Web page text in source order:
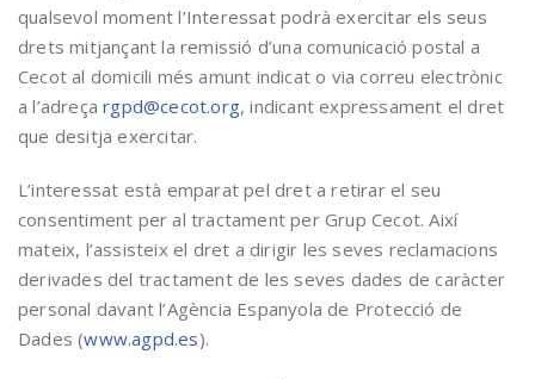
qualsevol moment l’Interessat podrà exercitar els seus
drets mitjançant la remissió d’una comunicació postal a
Cecot al domicili més amunt indicat o via correu electrònic
a l’adreçargpd@cecot.org, indicant expressament el dret
que desitja exercitar.
L’interessat està emparat pel dret a retirar el seu
consentiment per al tractament per Grup Cecot. Així
mateix, l’assisteix el dret a dirigir les seves reclamacions
derivades del tractament de les seves dades de caràcter
personal davant l’Agència Espanyola de Protecció de
Dades (www.agpd.es).